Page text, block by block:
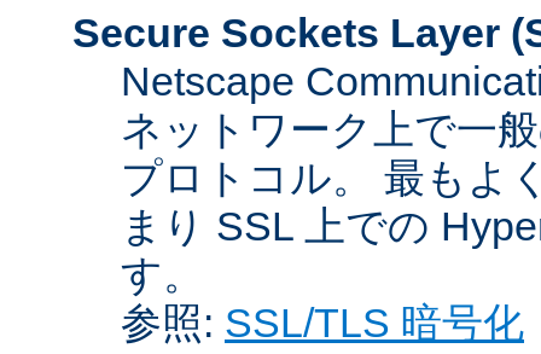
Secure Sockets Layer
Netscape
ネットワーク上で一
プロトコル。 最もよ
まり SSL 上での
す。
参照: SSL/TLS 暗号化